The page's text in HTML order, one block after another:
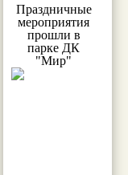
Праздничные
мероприятия
прошли в
парке ДК
"Мир"